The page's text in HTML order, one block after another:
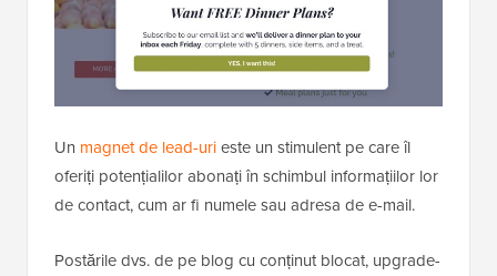
Un magnet de lead-urieste un stimulent pe care îl
oferiți potențialilor abonați în schimbul informațiilor lor
de contact, cum ar fi numele sau adresa de e-mail.
Postările dvs. de pe blog cu conținut blocat, upgrade-